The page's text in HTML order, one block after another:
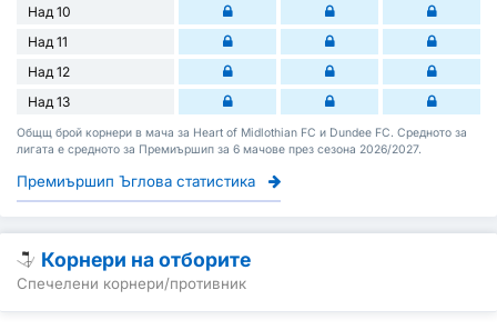
Над 10
Над 11
Над 12
Над 13
Общщ брой корнери в мача за Heart of Midlothian FC и Dundee FC. Средното за
лигата е средното за Премиършип за 6 мачове през сезона 2026/2027.
Премиършип Ъглова статистика
Корнери на отборите
Спечелени корнери/противник